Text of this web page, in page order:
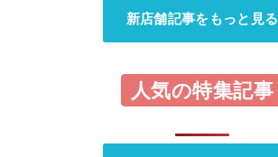
新店舗記事をもっと見る
人気の特集記事